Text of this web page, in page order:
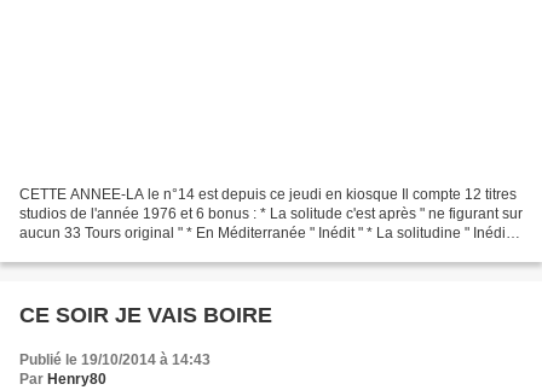
CETTE ANNEE-LA le n°14 est depuis ce jeudi en kiosque Il compte 12 titres
studios de l'année 1976 et 6 bonus : * La solitude c'est après " ne figurant sur
aucun 33 Tours original " * En Méditerranée " Inédit " * La solitudine " Inédit
CE SOIR JE VAIS BOIRE
Publié le 19/10/2014 à 14:43
Par Henry80